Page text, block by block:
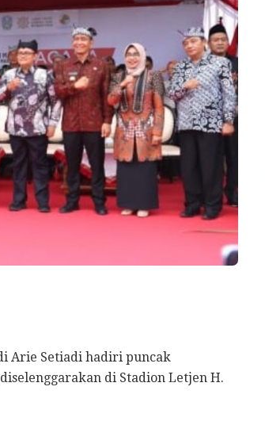
Arie Setiadi hadiri puncak
di Stadion Letjen H.